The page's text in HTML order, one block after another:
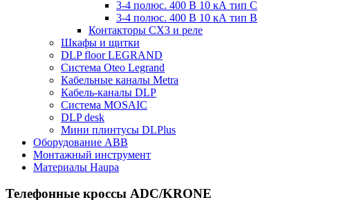
3-4 полюс. 400 В 10 кА тип С
3-4 полюс. 400 В 10 кА тип B
Контакторы CX3 и реле
Шкафы и щитки
DLP floor LEGRAND
Система Oteo Legrand
Кабельные каналы Metra
Кабель-каналы DLP
Система MOSAIC
DLP desk
Мини плинтусы DLPlus
Оборудование ABB
Монтажный инструмент
Материалы Haupa
Телефонные кроссы ADC/KRONE